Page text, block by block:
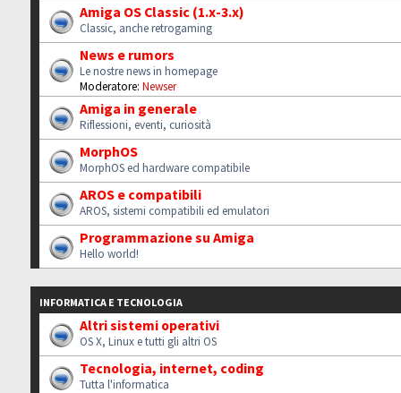
Amiga OS Classic (1.x-3.x)
Classic, anche retrogaming
News e rumors
Le nostre news in homepage
Moderatore: Newser
Amiga in generale
Riflessioni, eventi, curiosità
MorphOS
MorphOS ed hardware compatibile
AROS e compatibili
AROS, sistemi compatibili ed emulatori
Programmazione su Amiga
Hello world!
INFORMATICA E TECNOLOGIA
Altri sistemi operativi
OS X, Linux e tutti gli altri OS
Tecnologia, internet, coding
Tutta l'informatica